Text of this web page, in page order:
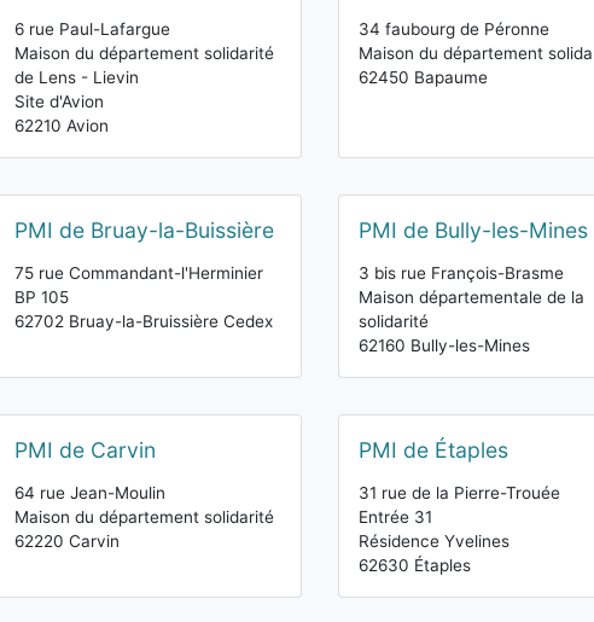
6 rue Paul-Lafargue
Maison du département solidarité
de Lens - Lievin
Site d'Avion
62210 Avion
34 faubourg de Péronne
Maison du département
62450 Bapaume
PMI de Bruay-la-Buissière
75 rue Commandant-l'Herminier
BP 105
62702 Bruay-la-Bruissière Cedex
PMI de Bully-les-Mines
3 bis rue François-Brasme
Maison départementale de la
solidarité
62160 Bully-les-Mines
PMI de Carvin
64 rue Jean-Moulin
Maison du département solidarité
62220 Carvin
PMI de Étaples
31 rue de la Pierre-Trouée
Entrée 31
Résidence Yvelines
62630 Étaples